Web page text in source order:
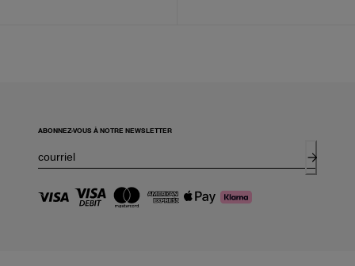
ABONNEZ-VOUS À NOTRE NEWSLETTER